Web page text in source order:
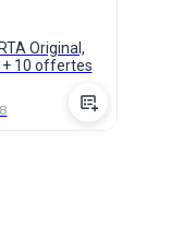
Original,
+ 10 offertes